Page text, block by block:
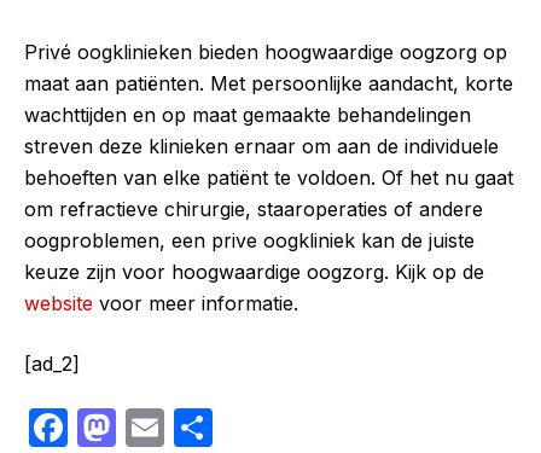
Privé oogklinieken bieden hoogwaardige oogzorg op
maat aan patiënten. Met persoonlijke aandacht, korte
wachttijden en op maat gemaakte behandelingen
streven deze klinieken ernaar om aan de individuele
behoeften van elke patiënt te voldoen. Of het nu gaat
om refractieve chirurgie, staaroperaties of andere
oogproblemen, een prive oogkliniek kan de juiste
keuze zijn voor hoogwaardige oogzorg. Kijk op de
website voor meer informatie.
[ad_2]
F
M E